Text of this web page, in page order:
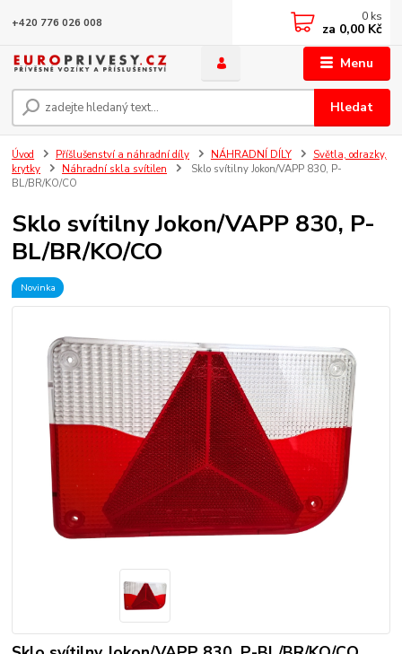
Menu
Hledat
+420 776 026 008 0 ks
za 0,00 Kč
Úvod Příšlušenství a náhradní díly NÁHRADNÍ DÍLY
Světla, odrazky,
krytky
Náhradní skla svítilen
Sklo svítilny Jokon/VAPP 830, P-
BL/BR/KO/CO
Sklo svítilny Jokon/VAPP 830, P-
BL/BR/KO/CO
Novinka